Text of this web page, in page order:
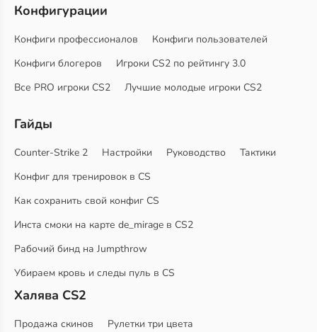
Конфигурации
Конфиги профессионалов
Конфиги пользователей
Конфиги блогеров
Игроки CS2 по рейтингу 3.0
Все PRO игроки CS2
Лучшие молодые игроки CS2
Гайды
Counter-Strike 2 Настройки Руководство
Тактики
Конфиг для тренировок в CS
Как сохранить свой конфиг CS
Инста смоки на карте de_mirage в CS2
Рабочий бинд на Jumpthrow
Убираем кровь и следы пуль в CS
Халява CS2
Продажа скинов
Рулетки три цвета